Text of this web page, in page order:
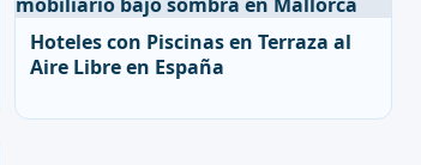
Hoteles con Piscinas en Terraza al
Aire Libre en España